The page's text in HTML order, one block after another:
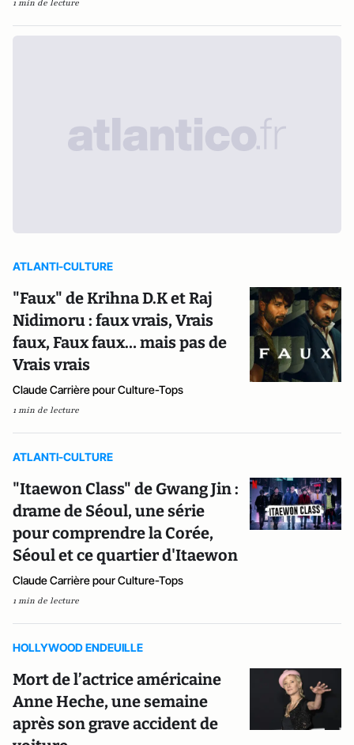
1 min de lecture
ATLANTI-CULTURE
"Faux" de Krihna D.K et Raj
Nidimoru : faux vrais, Vrais
faux, Faux faux… mais pas de
Vrais vrais
Claude Carrière pour Culture-Tops
1 min de lecture
ATLANTI-CULTURE
"Itaewon Class" de Gwang Jin :
drame de Séoul, une série
pour comprendre la Corée,
Séoul et ce quartier d'Itaewon
Claude Carrière pour Culture-Tops
1 min de lecture
HOLLYWOOD ENDEUILLE
Mort de l’actrice américaine
Anne Heche, une semaine
après son grave accident de